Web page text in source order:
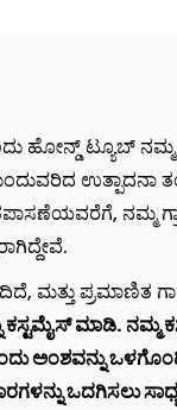
ಹೋನ್ಡ್ ಟ್ಯೂಬ್ ನಮ್ಮ
ಉತ್ಪಾದನಾ
ನಮ್ಮ
ಮತ್ತು ಪ್ರಮಾಣಿತ
ಮಾಡಿ.ನಮ್ಮ
ಒದಗಿಸಲು